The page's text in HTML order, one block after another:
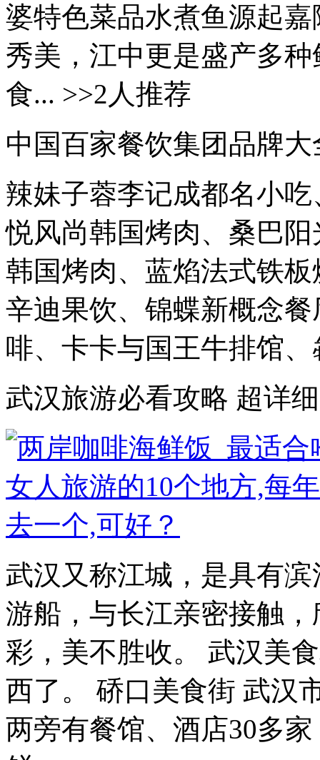
婆特色菜品水煮鱼源起
秀美，江中更是盛产多
食... >>2人推荐
中国百家餐饮集团品牌大
辣妹子蓉李记成都名小
悦风尚韩国烤肉、桑巴
韩国烤肉、蓝焰法式铁
辛迪果饮、锦蝶新概念
啡、卡卡与国王牛排馆
武汉旅游必看攻略 超详
武汉又称江城，是具有
游船，与长江亲密接触
彩，美不胜收。 武汉美
西了。 硚口美食街 武汉
两旁有餐馆、酒店30多